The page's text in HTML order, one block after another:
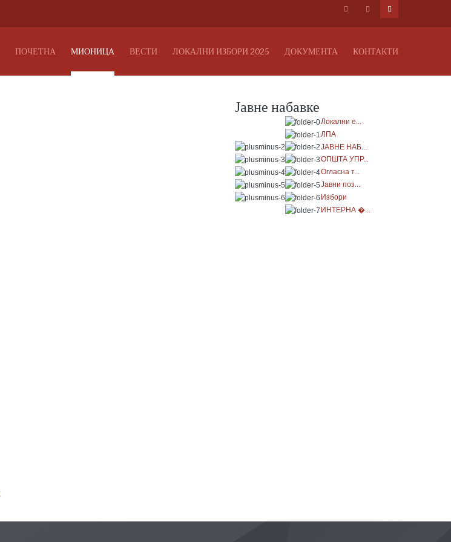
ПОЧЕТНА МИОНИЦА ВЕСТИ ЛОКАЛНИ ИЗБОРИ 2025 ДОКУМЕНТА КОНТАКТИ
Јавне набавке
Локални е...
ЛПА
ЈАВНЕ НАБ...
ОПШТА УПР...
Огласна т...
Јавни поз...
Избори
ИНТЕРНА �...